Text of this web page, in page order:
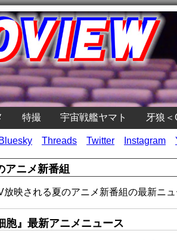
特撮 宇宙戦艦ヤマト 牙狼＜
Bluesky Threads Twitter Instagram
アニメ新番組
映される夏のアニメ新番組の最新ニュ
胞』最新アニメニュース